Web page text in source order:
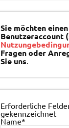
Sie möchten
Benutzeraccount (
Fragen oder
Sie uns.
Erforderliche
gekennzeichnet
Name*